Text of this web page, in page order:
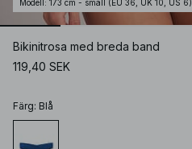
Modell : 173 cm - small (EU 36, UK 10, US 6)
Bikinitrosa med breda band
119,40 SEK
Färg: Blå